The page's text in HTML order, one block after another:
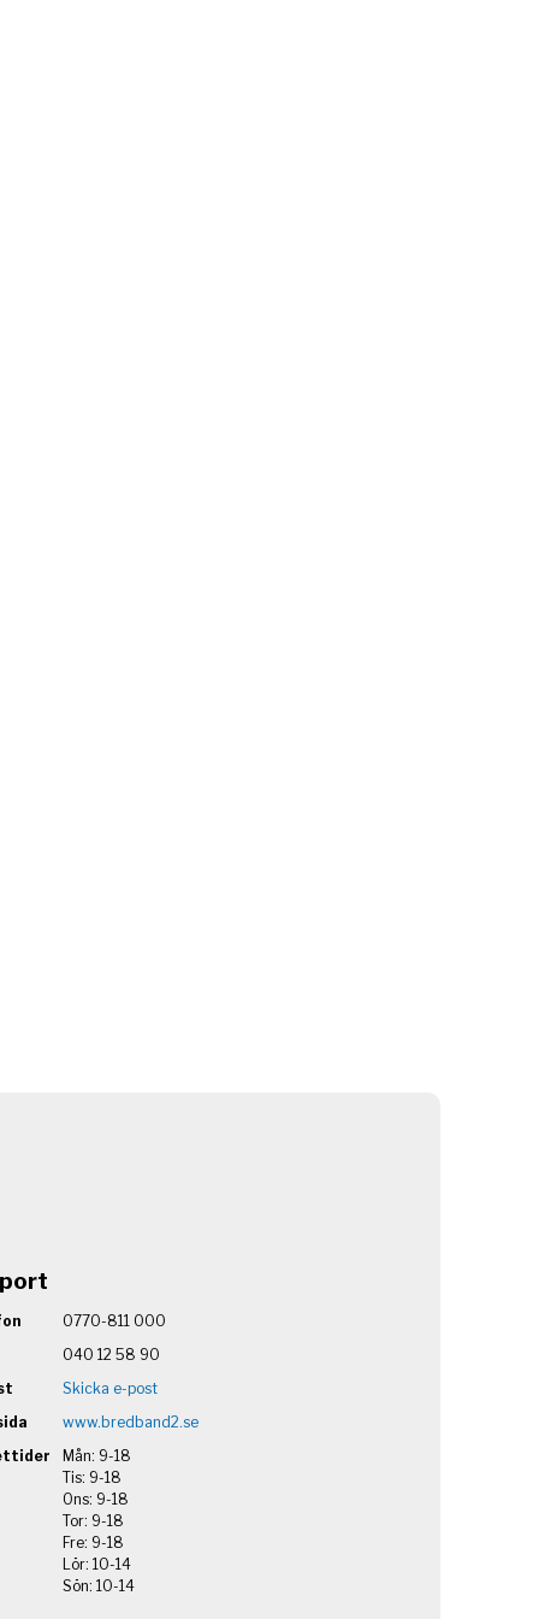
0770-811 000
040 12 58 90
Skicka e-post
www.bredband2.se
Mån: 9-18
Tis: 9-18
Ons: 9-18
Tor: 9-18
Fre: 9-18
Lör: 10-14
Sön: 10-14